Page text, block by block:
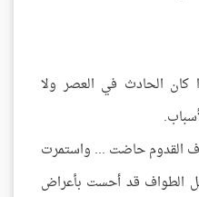
كان الحادث في العصر ولا
القدوم حاضت ... واستمرت
الطواف قد أحست بأعراض